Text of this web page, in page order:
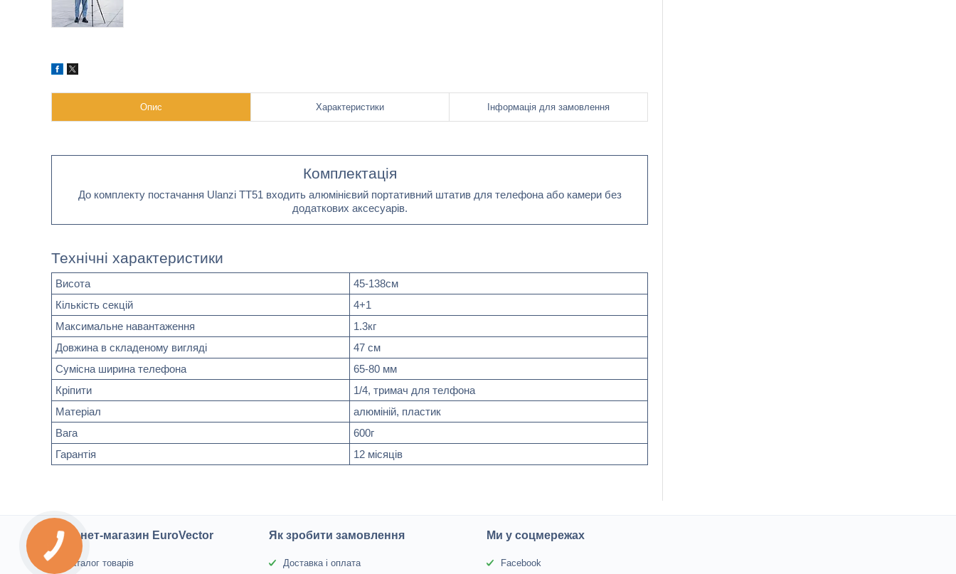
Опис Характеристики Інформація для замовлення
Комплектація
До комплекту постачання Ulanzi TT51 входить алюмінієвий портативний штатив для телефона або камери без
додаткових аксесуарів.
Технічні характеристики
Висота
45-138см
Кількість секцій
4+1
Максимальне навантаження
1.3кг
Довжина в складеному вигляді
47 см
Сумісна ширина телефона
65-80 мм
Кріпити
1/4, тримач для телфона
Матеріал
алюміній, пластик
Вага
600г
Гарантія
12 місяців
Інтернет-магазин EuroVector
Каталог товарів
Як зробити замовлення
Доставка і оплата
Ми у соцмережах
Facebook
КНОПКА
ЗВ'ЯЗКУ